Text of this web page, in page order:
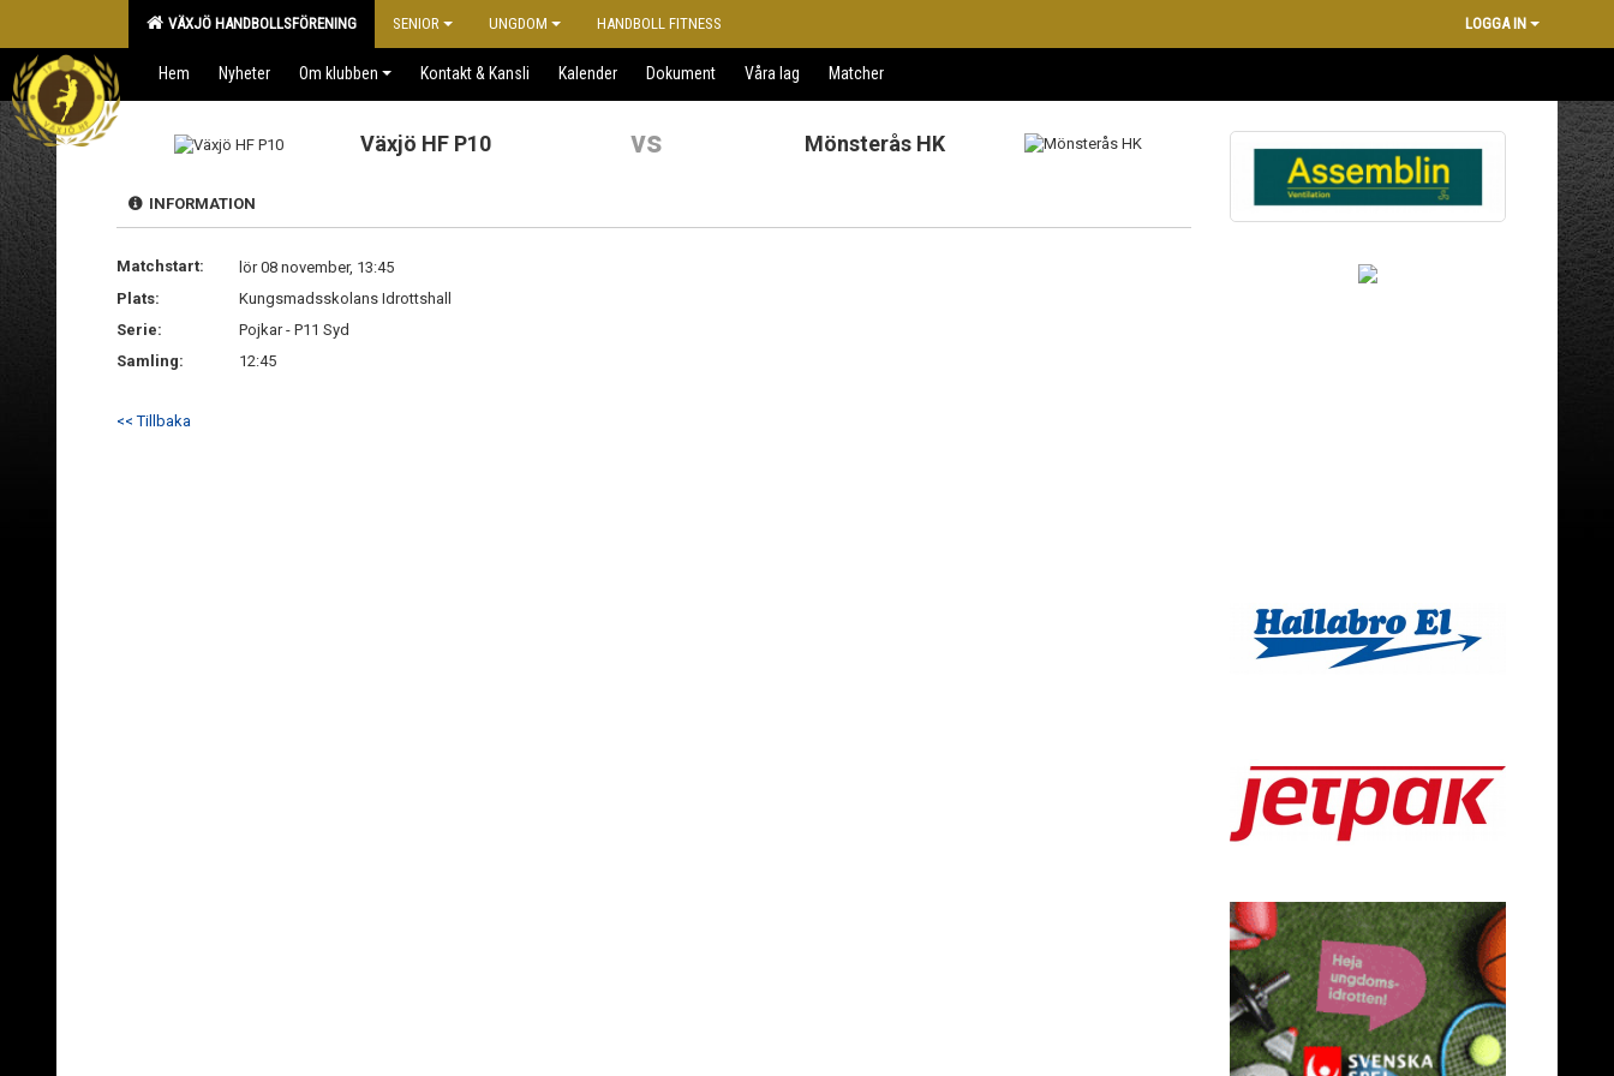
VÄXJÖ HANDBOLLSFÖRENING SENIOR UNGDOM HANDBOLL FITNESS LOGGA IN
Hem Nyheter Om klubben Kontakt & Kansli Kalender Dokument Våra lag Matcher
Växjö HF P10 vs Mönsterås HK
INFORMATION
Matchstart:
lör 08 november, 13:45
Plats:
Kungsmadsskolans Idrottshall
Serie:
Pojkar - P11 Syd
Samling:
12:45
<< Tillbaka